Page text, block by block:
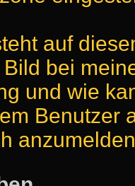
auf
bei
und wie
Benutzer